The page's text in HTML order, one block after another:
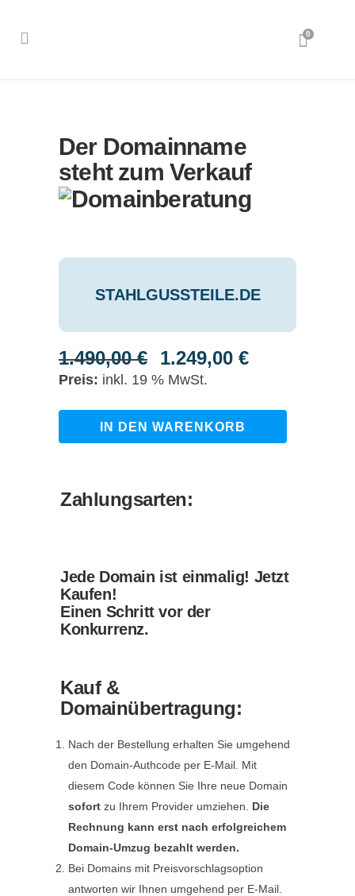
0
Der Domainname
steht zum Verkauf
STAHLGUSSTEILE.DE
1.490,00€
Ursprünglicher
Preis
1.490,00 €
1.249,00 €Aktueller
inkl. 19 % MwSt.
stahlgussteile.de
IN DEN WARENKORB
Zahlungsarten:
Jede Domain ist einmalig! Jetzt
Kaufen!
Einen Schritt vor der
Konkurrenz.
Kauf &
Domainübertragung:
Nach der Bestellung erhalten Sie umgehend
den Domain-Authcode per E-Mail. Mit
diesem Code können Sie Ihre neue Domain
sofort zu Ihrem Provider umziehen. Die
Rechnung kann erst nach erfolgreichem
Domain-Umzug bezahlt werden.
Bei Domains mit Preisvorschlagsoption
antworten wir Ihnen umgehend per E-Mail.